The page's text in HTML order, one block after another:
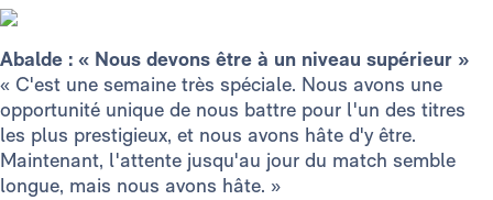
Abalde : « Nous devons être à un niveau supérieur »
« C'est une semaine très spéciale. Nous avons une
opportunité unique de nous battre pour l'un des titres
les plus prestigieux, et nous avons hâte d'y être.
Maintenant, l'attente jusqu'au jour du match semble
longue, mais nous avons hâte. »